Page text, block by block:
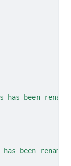
has been
been